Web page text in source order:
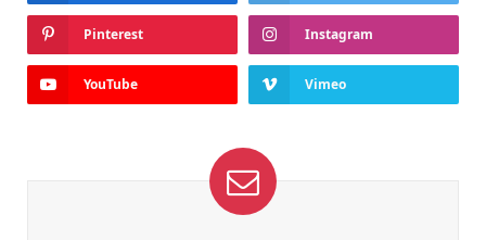
Pinterest Instagram
YouTube Vimeo